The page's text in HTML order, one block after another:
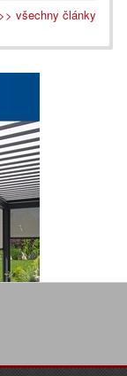
>> všechny články